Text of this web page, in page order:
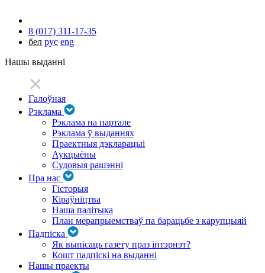
8 (017) 311-17-35
бел рус eng
Нашы выданні
Галоўная
Рэклама
Рэклама на партале
Рэклама ў выданнях
Праектныя дэкларацыі
Аукцыёны
Судовыя рашэнні
Пра нас
Гісторыя
Кіраўніцтва
Наша палітыка
План мерапрыемстваў па барацьбе з карупцыяй
Падпіска
Як выпісаць газету праз інтэрнэт?
Кошт падпіскі на выданні
Нашы праекты